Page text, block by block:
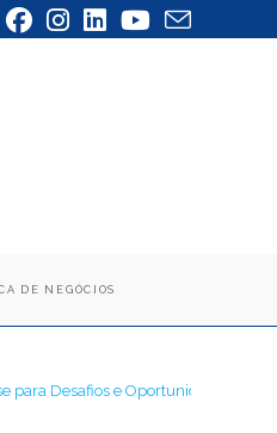
DE NEGÓCIOS
para Desafios e Oportunidades com